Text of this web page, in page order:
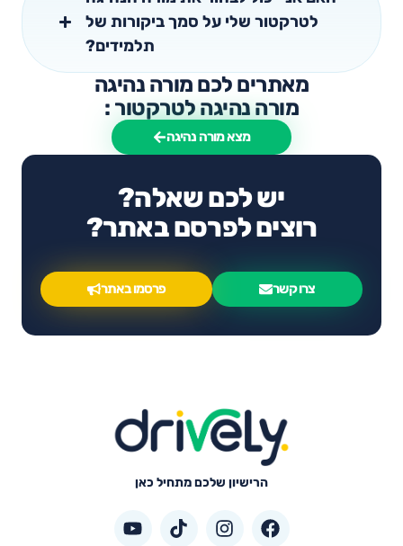
לטרקטור שלי על סמך ביקורות של
תלמידים?
מאתרים לכם מורה נהיגה
מורה נהיגה לטרקטור :
מצא מורה נהיגה
יש לכם שאלה?
רוצים לפרסם באתר?
צרו קשר פרסמו באתר
הרישיון שלכם מתחיל כאן